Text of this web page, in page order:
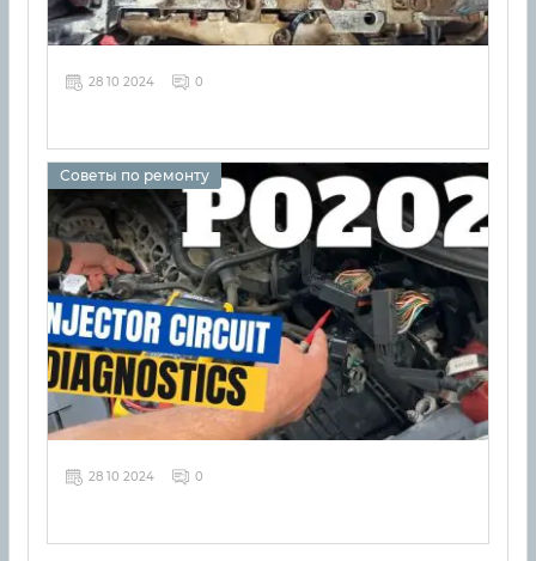
28 10 2024 0
Советы по ремонту
28 10 2024 0